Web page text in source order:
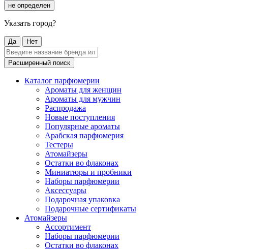
не определен
Указать город?
Да Нет
Расширенный поиск
Каталог парфюмерии
Ароматы для женщин
Ароматы для мужчин
Распродажа
Новые поступления
Популярные ароматы
Арабская парфюмерия
Тестеры
Атомайзеры
Остатки во флаконах
Миниатюры и пробники
Наборы парфюмерии
Аксессуары
Подарочная упаковка
Подарочные сертификаты
Атомайзеры
Ассортимент
Наборы парфюмерии
Остатки во флаконах